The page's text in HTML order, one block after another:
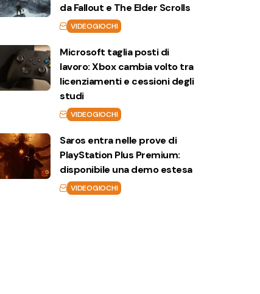
da Fallout e The Elder Scrolls
VIDEOGIOCHI
Microsoft taglia posti di
lavoro: Xbox cambia volto tra
licenziamenti e cessioni degli
studi
VIDEOGIOCHI
Saros entra nelle prove di
PlayStation Plus Premium:
disponibile una demo estesa
VIDEOGIOCHI